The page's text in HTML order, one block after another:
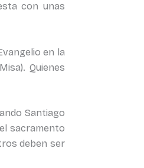
con unas
en la
Quienes
Santiago
sacramento
deben ser